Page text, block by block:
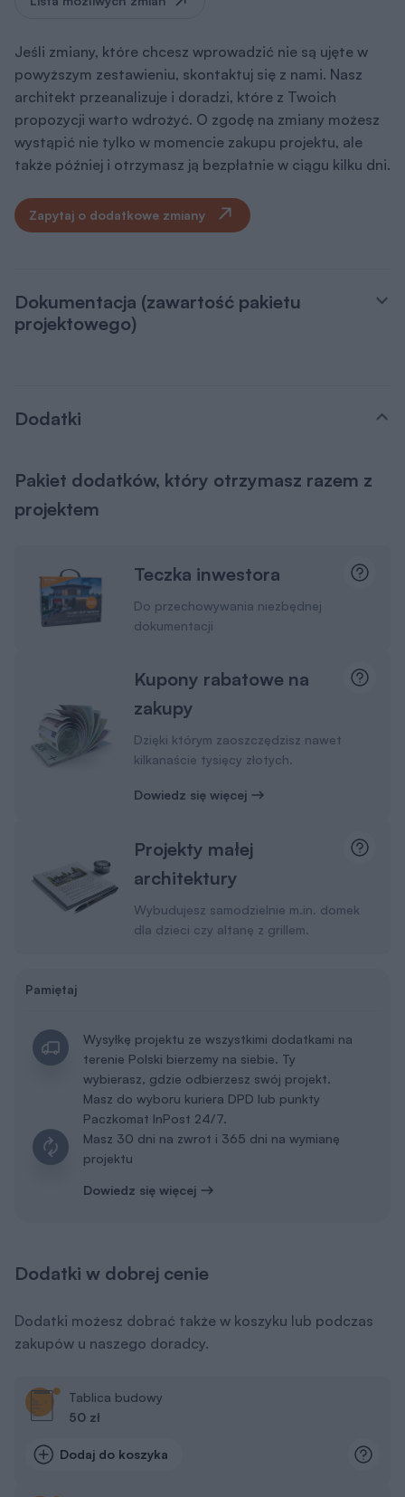
Jeśli zmiany, które chcesz wprowadzić nie są ujęte w
powyższym zestawieniu, skontaktuj się z nami. Nasz
architekt przeanalizuje i doradzi, które z Twoich
propozycji warto wdrożyć. O zgodę na zmiany możesz
wystąpić nie tylko w momencie zakupu projektu, ale
także później i otrzymasz ją bezpłatnie w ciągu kilku dni.
Zapytaj o dodatkowe zmiany
Dokumentacja (zawartość pakietu
projektowego)
Dodatki
Pakiet dodatków, który otrzymasz razem z
projektem
Teczka inwestora
Do przechowywania niezbędnej
dokumentacji
Kupony rabatowe na
zakupy
Dzięki którym zaoszczędzisz nawet
kilkanaście tysięcy złotych.
Dowiedz się więcej
Projekty małej
architektury
Wybudujesz samodzielnie m.in. domek
dla dzieci czy altanę z grillem.
Pamiętaj
Wysyłkę projektu ze wszystkimi dodatkami na
terenie Polski bierzemy na siebie. Ty
wybierasz, gdzie odbierzesz swój projekt.
Masz do wyboru kuriera DPD lub punkty
Paczkomat InPost 24/7.
Masz 30 dni na zwrot i 365 dni na wymianę
projektu
Dowiedz się więcej
Dodatki w dobrej cenie
Dodatki możesz dobrać także w koszyku lub podczas
zakupów u naszego doradcy.
Tablica budowy
50 zł
Dodaj do koszyka